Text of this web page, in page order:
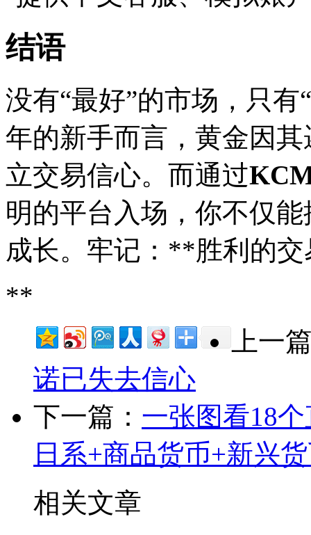
结语
没有“最好”的市场，只有
年的新手而言，黄金因
立交易信心。而通过
明的平台入场，你不仅
成长。牢记：**胜利的
**
上一
诺已失去信心
下一篇： 一张图看18
日系+商品货币+新兴
相关文章